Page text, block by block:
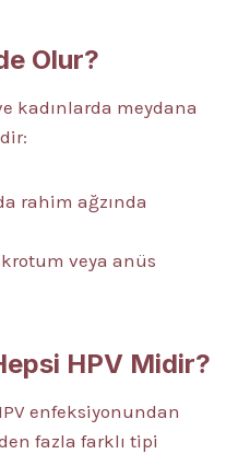
Olur?
kadınlarda meydana
rahim ağzında
veya anüs
HPV Midir?
enfeksiyonundan
fazla farklı tipi